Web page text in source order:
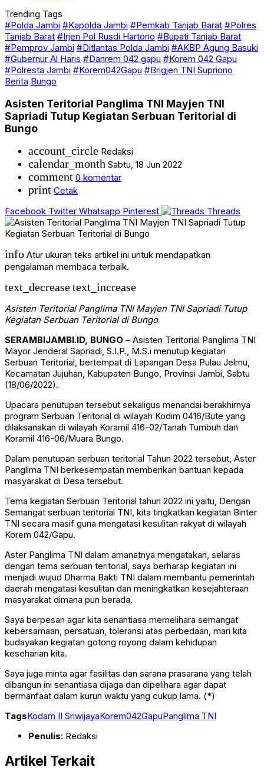
Trending Tags
#Polda Jambi #Kapolda Jambi #Pemkab Tanjab Barat #Polres
Tanjab Barat #Irjen Pol Rusdi Hartono #Bupati Tanjab Barat
#Pemprov Jambi #Ditlantas Polda Jambi #AKBP Agung Basuki
#Gubernur Al Haris #Danrem 042 gapu #Korem 042 Gapu
#Polresta Jambi #Korem042Gapu #Brigjen TNI Supriono
Berita Bungo
Asisten Teritorial Panglima TNI Mayjen TNI
Sapriadi Tutup Kegiatan Serbuan Teritorial di
Bungo
account_circle Redaksi
calendar_month Sabtu, 18 Jun 2022
comment 0 komentar
print Cetak
Facebook Twitter Whatsapp Pinterest Threads
info Atur ukuran teks artikel ini untuk mendapatkan
pengalaman membaca terbaik.
text_decreasetext_increase
Asisten Teritorial Panglima TNI Mayjen TNI Sapriadi Tutup
Kegiatan Serbuan Teritorial di Bungo
SERAMBIJAMBI.ID, BUNGO – Asisten Teritorial Panglima TNI
Mayor Jenderal Sapriadi, S.I.P., M.S.i menutup kegiatan
Serbuan Teritorial, bertempat di Lapangan Desa Pulau Jelmu,
Kecamatan Jujuhan, Kabupaten Bungo, Provinsi Jambi, Sabtu
(18/06/2022).
Upacara penutupan tersebut sekaligus menandai berakhirnya
program Serbuan Teritorial di wilayah Kodim 0416/Bute yang
dilaksanakan di wilayah Koramil 416-02/Tanah Tumbuh dan
Koramil 416-06/Muara Bungo.
Dalam penutupan serbuan teritorial Tahun 2022 tersebut, Aster
Panglima TNI berkesempatan memberikan bantuan kepada
masyarakat di Desa tersebut.
Tema kegiatan Serbuan Teritorial tahun 2022 ini yaitu, Dengan
Semangat serbuan teritorial TNI, kita tingkatkan kegiatan Binter
TNI secara masif guna mengatasi kesulitan rakyat di wilayah
Korem 042/Gapu.
Aster Panglima TNI dalam amanatnya mengatakan, selaras
dengan tema serbuan teritorial, saya berharap kegiatan ini
menjadi wujud Dharma Bakti TNI dalam membantu pemerintah
daerah mengatasi kesulitan dan meningkatkan kesejahteraan
masyarakat dimana pun berada.
Saya berpesan agar kita senantiasa memelihara semangat
kebersamaan, persatuan, toleransi atas perbedaan, mari kita
budayakan kegiatan gotong royong dalam kehidupan
keseharian kita.
Saya juga minta agar fasilitas dan sarana prasarana yang telah
dibangun ini senantiasa dijaga dan dipelihara agar dapat
bermanfaat dalam kurun waktu yang cukup lama. (*)
TagsKodam II SriwijayaKorem042GapuPanglima TNI
Penulis: Redaksi
Artikel Terkait